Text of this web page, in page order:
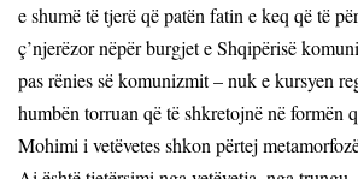
e shumë të tjerë që patën fatin e keq që të
ç’njerëzor nëpër burgjet e Shqipërisë
pas rënies së komunizmit – nuk e kursyen
humbën torruan që të shkretojnë në formën
Mohimi i vetëvetes shkon përtej